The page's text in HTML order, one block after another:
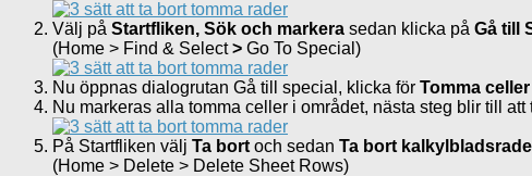
Välj på Startfliken, Sök och markera sedan klicka på Gå till
(Home > Find & Select> Go To Special)
Nu öppnas dialogrutan Gå till special, klicka för Tomma celler
Nu markeras alla tomma celler i området, nästa steg blir till att
På Startfliken välj Ta bort och sedan Ta bort
(Home > Delete > Delete Sheet Rows)